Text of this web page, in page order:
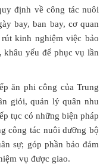
định về công tác nuôi
bay, ban bay, cơ quan
kinh nghiệm việc bảo
khâu yếu để phục vụ lần
ăn phi công của Trung
giỏi, quản lý quân nhu
tục có những biện pháp
công tác nuôi dưỡng bộ
sự; góp phần bảo đảm
vụ được giao.